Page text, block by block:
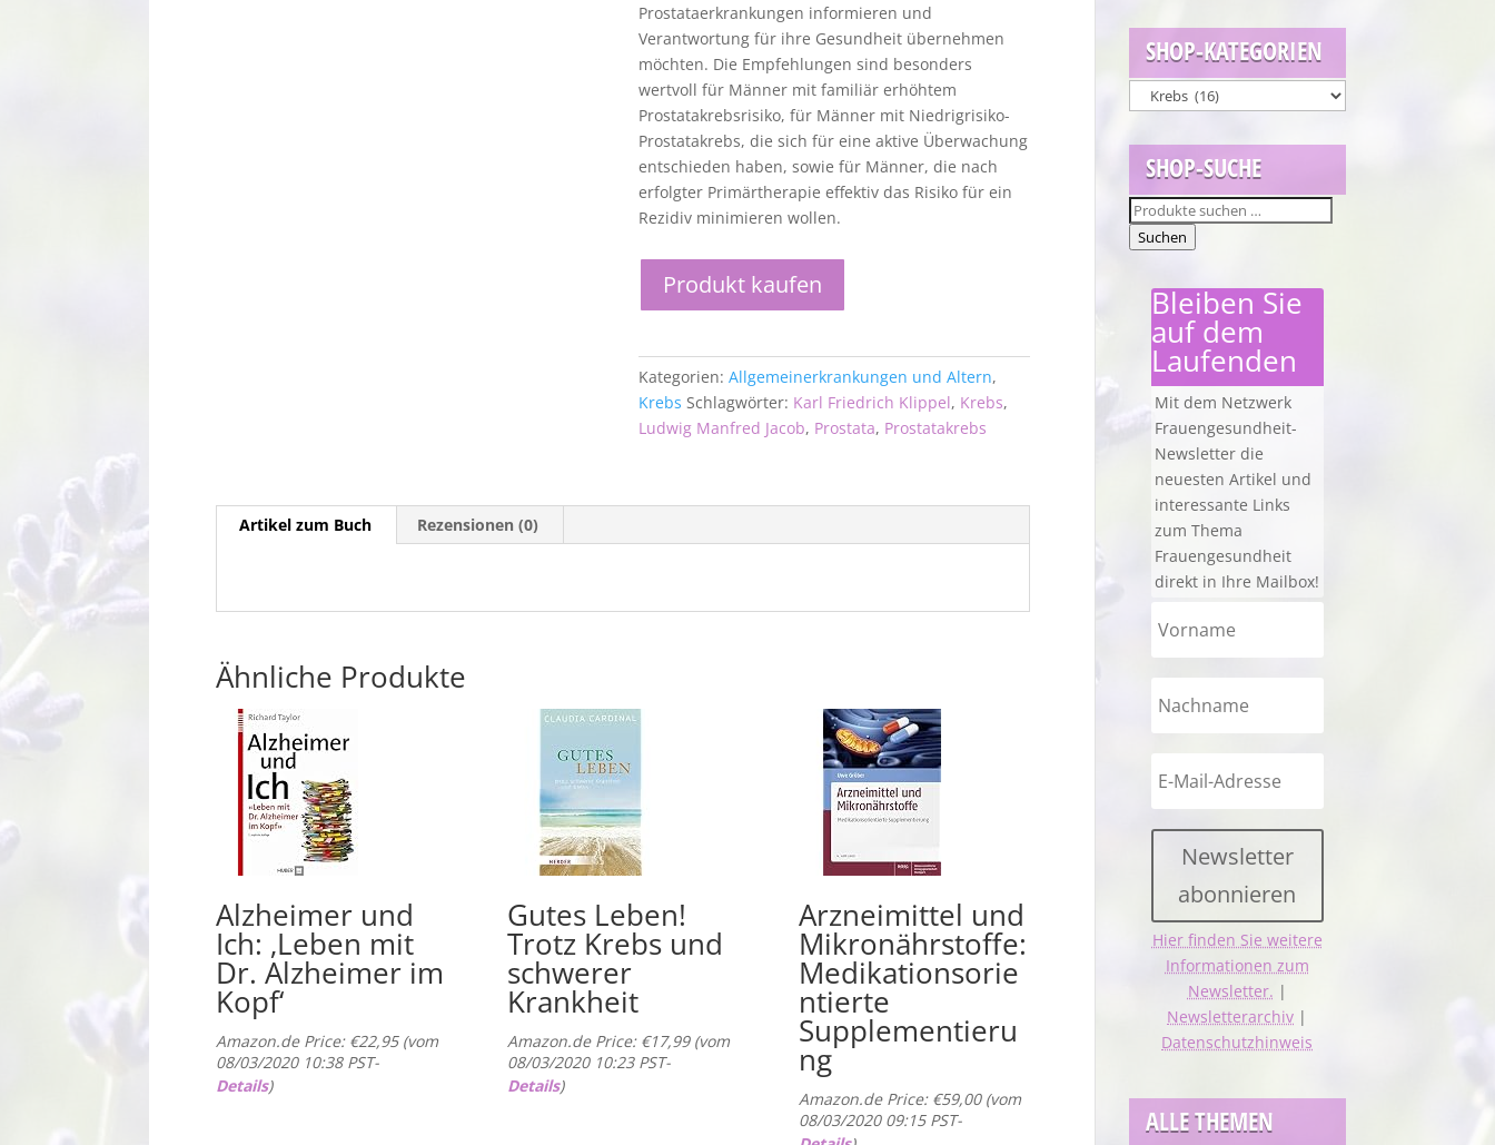
Prostataerkrankungen informieren und
Verantwortung für ihre Gesundheit übernehmen
möchten. Die Empfehlungen sind besonders
wertvoll für Männer mit familiär erhöhtem
Prostatakrebsrisiko, für Männer mit Niedrigrisiko-
Prostatakrebs, die sich für eine aktive Überwachung
entschieden haben, sowie für Männer, die nach
erfolgter Primärtherapie effektiv das Risiko für ein
Rezidiv minimieren wollen.
Produkt kaufen
Kategorien:Allgemeinerkrankungen und Altern,
Krebs Schlagwörter: Karl Friedrich Klippel, Krebs,
Ludwig Manfred Jacob, Prostata, Prostatakrebs
Artikel zum Buch Rezensionen (0)
Ähnliche Produkte
Alzheimer und
Ich: ‚Leben mit
Dr. Alzheimer im
Kopf‘
Amazon.de Price: €22,95(vom
08/03/2020 10:38 PST-
Details)
Gutes Leben!
Trotz Krebs und
schwerer
Krankheit
Amazon.de Price: €17,99(vom
08/03/2020 10:23 PST-
Details)
Arzneimittel und
Mikronährstoffe:
Medikationsorie
ntierte
Supplementieru
ng
Amazon.de Price: €59,00(vom
08/03/2020 09:15 PST-
SHOP-KATEGORIEN
SHOP-SUCHE
Suchen
nach:
Suchen
Bleiben Sie
auf dem
Laufenden
Mit dem Netzwerk
Frauengesundheit-
Newsletter die
neuesten Artikel und
interessante Links
zum Thema
Frauengesundheit
direkt in Ihre Mailbox!
Newsletter
abonnieren
Hier finden Sie weitere
Informationen zum
Newsletter. |
Newsletterarchiv |
Datenschutzhinweis
ALLE THEMEN